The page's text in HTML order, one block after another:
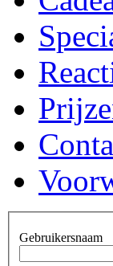
Gebruikersnaam